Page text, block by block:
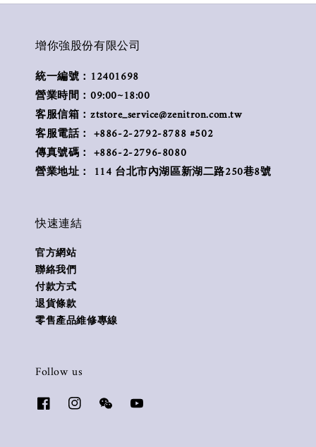
增你強股份有限公司
統一編號：12401698
營業時間：09:00~18:00
客服信箱：ztstore_service@zenitron.com.tw
客服電話： +886-2-2792-8788 #502
傳真號碼： +886-2-2796-8080
營業地址： 114 台北市內湖區新湖二路250巷8號
快速連結
官方網站
聯絡我們
付款方式
退貨條款
零售產品維修專線
Follow us